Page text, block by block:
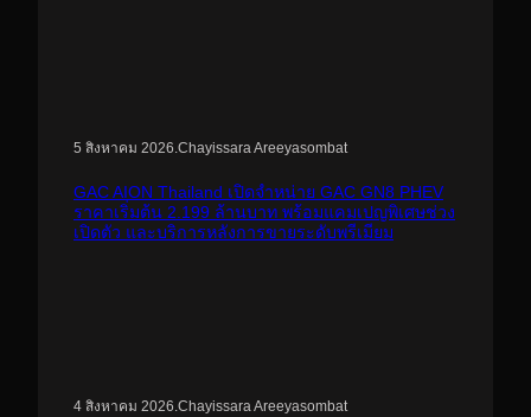
5 สิงหาคม 2026 Chayissara Areeyasombat
GAC AION Thailand เปิดจำหน่าย GAC GN8 PHEV
ราคาเริ่มต้น 2.199 ล้านบาท พร้อมแคมเปญพิเศษช่วง
เปิดตัว และบริการหลังการขายระดับพรีเมียม
4 สิงหาคม 2026 Chayissara Areeyasombat